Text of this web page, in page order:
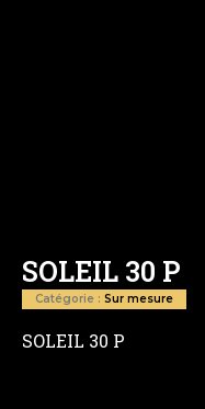
SOLEIL 30 P
Catégorie : Sur mesure
SOLEIL 30 P